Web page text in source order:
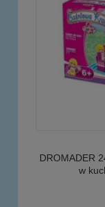
DROMADER
w